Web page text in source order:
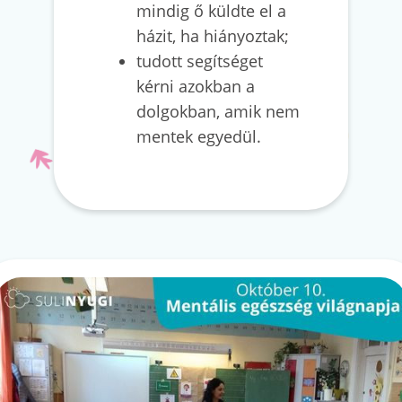
mindig ő küldte el a
házit, ha hiányoztak;
tudott segítséget
kérni azokban a
dolgokban, amik nem
mentek egyedül.